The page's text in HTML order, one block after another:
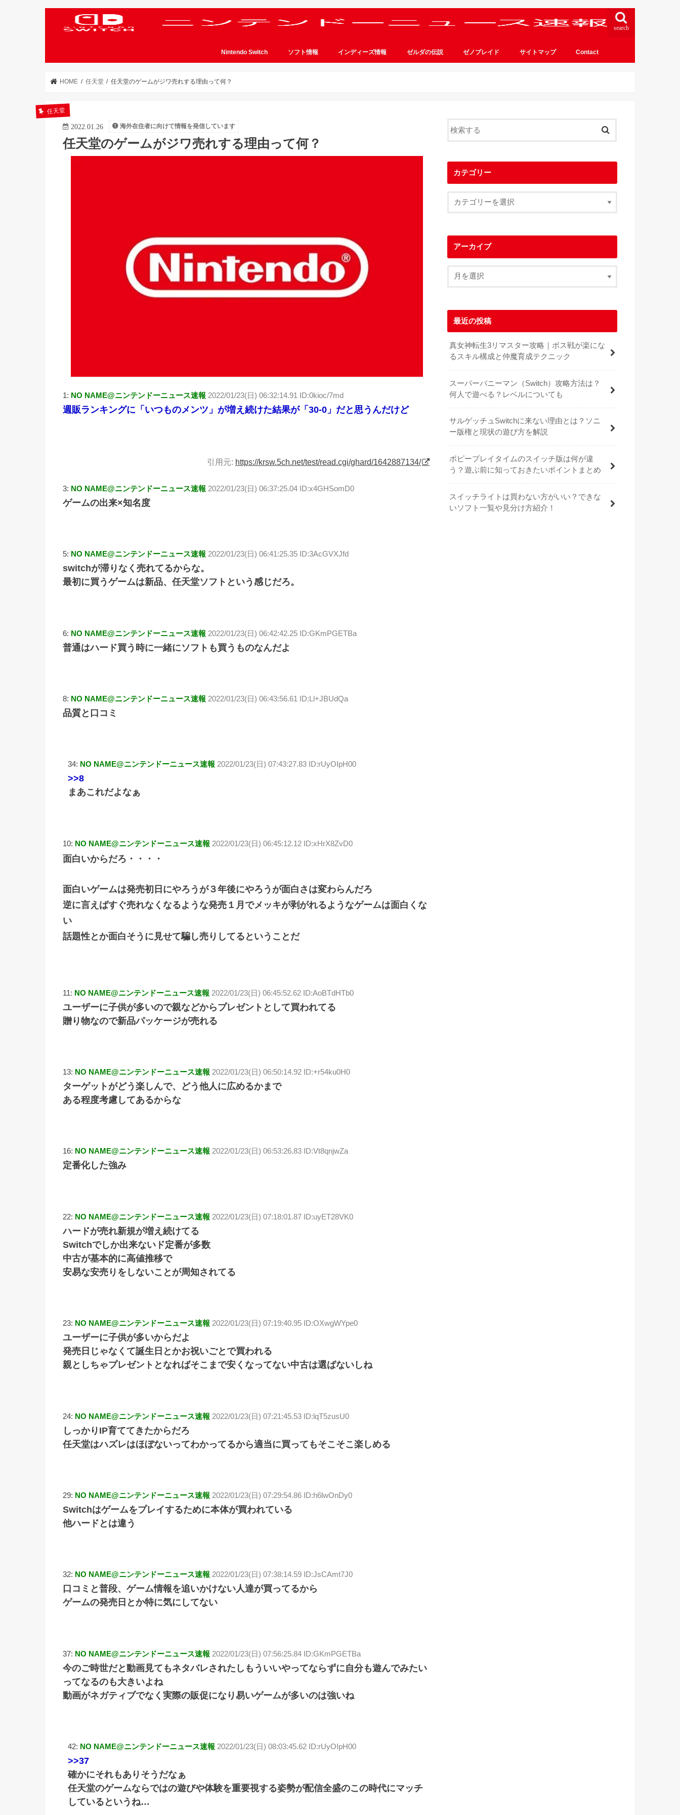
search
Nintendo Switch ソフト情報 インディーズ情報 ゼルダの伝説 ゼノブレイド サイトマップ Contact
HOME 任天堂 任天堂のゲームがジワ売れする理由って何？
任天堂
2022.01.26 海外在住者に向けて情報を発信しています
任天堂のゲームがジワ売れする理由って何？
1: NO NAME@ニンテンドーニュース速報 2022/01/23(日) 06:32:14.91 ID:0kioc/7md
週販ランキングに「いつものメンツ」が増え続けた結果が「30-0」だと思うんだけど
引用元: https://krsw.5ch.net/test/read.cgi/ghard/1642887134/
3: NO NAME@ニンテンドーニュース速報 2022/01/23(日) 06:37:25.04 ID:x4GHSomD0
ゲームの出来×知名度
5: NO NAME@ニンテンドーニュース速報 2022/01/23(日) 06:41:25.35 ID:3AcGVXJfd
switchが滞りなく売れてるからな。
最初に買うゲームは新品、任天堂ソフトという感じだろ。
6: NO NAME@ニンテンドーニュース速報 2022/01/23(日) 06:42:42.25 ID:GKmPGETBa
普通はハード買う時に一緒にソフトも買うものなんだよ
8: NO NAME@ニンテンドーニュース速報 2022/01/23(日) 06:43:56.61 ID:Ll+JBUdQa
品質と口コミ
34: NO NAME@ニンテンドーニュース速報 2022/01/23(日) 07:43:27.83 ID:rUyOIpH00
>>8
まあこれだよなぁ
10: NO NAME@ニンテンドーニュース速報 2022/01/23(日) 06:45:12.12 ID:xHrX8ZvD0
面白いからだろ・・・・
面白いゲームは発売初日にやろうが３年後にやろうが面白さは変わらんだろ
逆に言えばすぐ売れなくなるような発売１月でメッキが剥がれるようなゲームは面白くな
い
話題性とか面白そうに見せて騙し売りしてるということだ
11: NO NAME@ニンテンドーニュース速報 2022/01/23(日) 06:45:52.62 ID:AoBTdHTb0
ユーザーに子供が多いので親などからプレゼントとして買われてる
贈り物なので新品パッケージが売れる
13: NO NAME@ニンテンドーニュース速報 2022/01/23(日) 06:50:14.92 ID:+r54ku0H0
ターゲットがどう楽しんで、どう他人に広めるかまで
ある程度考慮してあるからな
16: NO NAME@ニンテンドーニュース速報 2022/01/23(日) 06:53:26.83 ID:Vt8qnjwZa
定番化した強み
22: NO NAME@ニンテンドーニュース速報 2022/01/23(日) 07:18:01.87 ID:uyET28VK0
ハードが売れ新規が増え続けてる
Switchでしか出来ないド定番が多数
中古が基本的に高値推移で
安易な安売りをしないことが周知されてる
23: NO NAME@ニンテンドーニュース速報 2022/01/23(日) 07:19:40.95 ID:OXwgWYpe0
ユーザーに子供が多いからだよ
発売日じゃなくて誕生日とかお祝いごとで買われる
親としちゃプレゼントとなればそこまで安くなってない中古は選ばないしね
24: NO NAME@ニンテンドーニュース速報 2022/01/23(日) 07:21:45.53 ID:lqT5zusU0
しっかりIP育ててきたからだろ
任天堂はハズレはほぼないってわかってるから適当に買ってもそこそこ楽しめる
29: NO NAME@ニンテンドーニュース速報 2022/01/23(日) 07:29:54.86 ID:h6lwOnDy0
Switchはゲームをプレイするために本体が買われている
他ハードとは違う
32: NO NAME@ニンテンドーニュース速報 2022/01/23(日) 07:38:14.59 ID:JsCAmt7J0
口コミと普段、ゲーム情報を追いかけない人達が買ってるから
ゲームの発売日とか特に気にしてない
37: NO NAME@ニンテンドーニュース速報 2022/01/23(日) 07:56:25.84 ID:GKmPGETBa
今のご時世だと動画見てもネタバレされたしもういいやってならずに自分も遊んでみたい
ってなるのも大きいよね
動画がネガティブでなく実際の販促になり易いゲームが多いのは強いね
42: NO NAME@ニンテンドーニュース速報 2022/01/23(日) 08:03:45.62 ID:rUyOIpH00
>>37
確かにそれもありそうだなぁ
任天堂のゲームならではの遊びや体験を重要視する姿勢が配信全盛のこの時代にマッチ
しているというね…
カテゴリー
アーカイブ
最近の投稿
真女神転生3リマスター攻略｜ボス戦が楽にな
るスキル構成と仲魔育成テクニック
スーパーバニーマン（Switch）攻略方法は？
何人で遊べる？レベルについても
サルゲッチュSwitchに来ない理由とは？ソニ
ー版権と現状の遊び方を解説
ポピープレイタイムのスイッチ版は何が違
う？遊ぶ前に知っておきたいポイントまとめ
スイッチライトは買わない方がいい？できな
いソフト一覧や見分け方紹介！